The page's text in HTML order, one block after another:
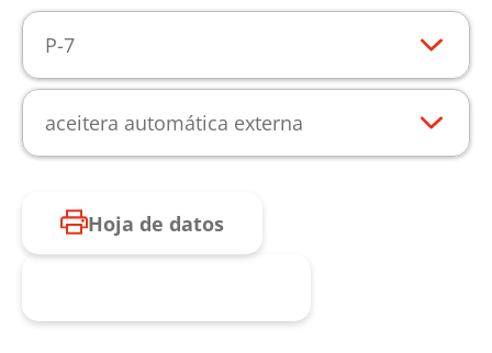
P-7
aceitera automática externa
Hoja de datos